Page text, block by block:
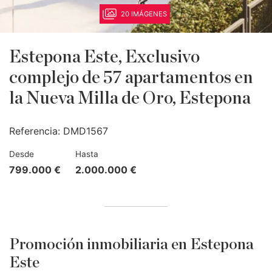
20 IMÁGENES
Estepona Este, Exclusivo
complejo de 57 apartamentos en
la Nueva Milla de Oro, Estepona
Referencia: DMD1567
Desde
799.000 €
Hasta
2.000.000 €
Promoción inmobiliaria en Estepona
Este